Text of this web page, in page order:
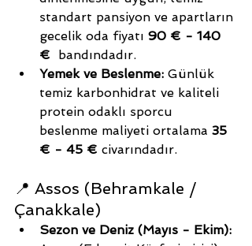
standart pansiyon ve apartların
gecelik oda fiyatı 90 € - 140
€
  bandındadır.
Yemek ve Beslenme: Günlük
temiz karbonhidrat ve kaliteli
protein odaklı sporcu
beslenme maliyeti ortalama 35
€ - 45 € civarındadır.
📍 Assos (Behramkale /
Çanakkale)
Sezon ve Deniz (Mayıs - Ekim):